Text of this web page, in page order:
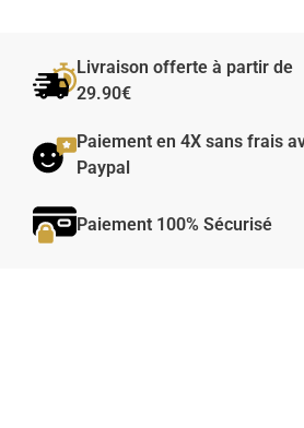
Livraison offerte à partir de
29.90€
Paiement en 4X sans frais
Paypal
Paiement 100% Sécurisé